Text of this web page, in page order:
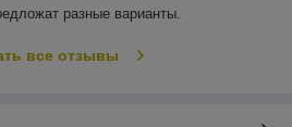
разные варианты.
все отзывы